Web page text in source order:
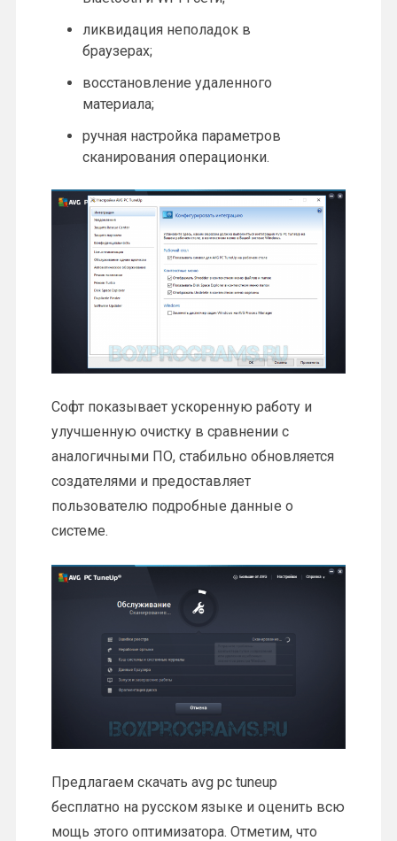
ликвидация неполадок в
браузерах;
восстановление удаленного
материала;
ручная настройка параметров
сканирования операционки.
Софт показывает ускоренную работу и
улучшенную очистку в сравнении с
аналогичными ПО, стабильно обновляется
создателями и предоставляет
пользователю подробные данные о
системе.
Предлагаем скачать avg pc tuneup
бесплатно на русском языке и оценить всю
мощь этого оптимизатора. Отметим, что